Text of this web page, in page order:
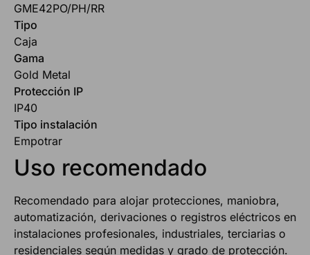
GME42PO/PH/RR
Tipo
Caja
Gama
Gold Metal
Protección IP
IP40
Tipo instalación
Empotrar
Uso recomendado
Recomendado para alojar protecciones, maniobra,
automatización, derivaciones o registros eléctricos en
instalaciones profesionales, industriales, terciarias o
residenciales según medidas y grado de protección.